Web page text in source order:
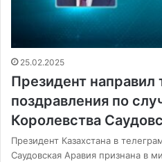
25.02.2025
Президент
поздравления по
Королевства
Президент Казахстана в
Саудовская Аравия признана в